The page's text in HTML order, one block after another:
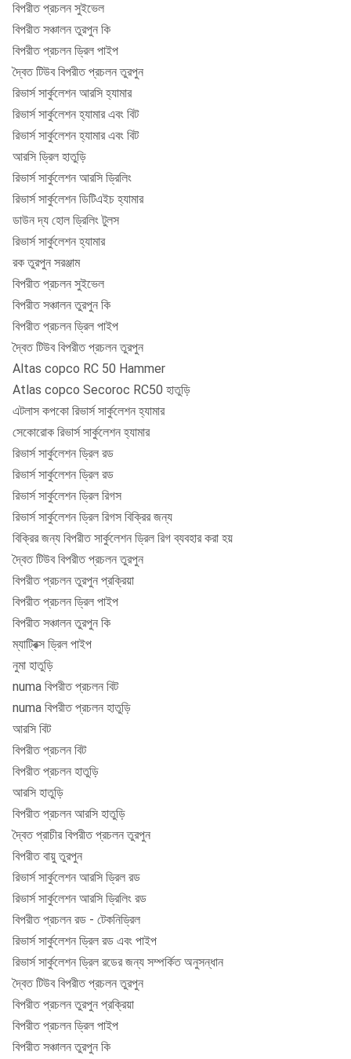
বিপরীত প্রচলন সুইভেল
বিপরীত সঞ্চালন তুরপুন কি
বিপরীত প্রচলন ড্রিল পাইপ
দ্বৈত টিউব বিপরীত প্রচলন তুরপুন
রিভার্স সার্কুলেশন আরসি হ্যামার
রিভার্স সার্কুলেশন হ্যামার এবং বিট
রিভার্স সার্কুলেশন হ্যামার এবং বিট
আরসি ড্রিল হাতুড়ি
রিভার্স সার্কুলেশন আরসি ড্রিলিং
রিভার্স সার্কুলেশন ডিটিএইচ হ্যামার
ডাউন দ্য হোল ড্রিলিং টুলস
রিভার্স সার্কুলেশন হ্যামার
রক তুরপুন সরঞ্জাম
বিপরীত প্রচলন সুইভেল
বিপরীত সঞ্চালন তুরপুন কি
বিপরীত প্রচলন ড্রিল পাইপ
দ্বৈত টিউব বিপরীত প্রচলন তুরপুন
Altas copco RC 50 Hammer
Atlas copco Secoroc RC50 হাতুড়ি
এটলাস কপকো রিভার্স সার্কুলেশন হ্যামার
সেকোরোক রিভার্স সার্কুলেশন হ্যামার
রিভার্স সার্কুলেশন ড্রিল রড
রিভার্স সার্কুলেশন ড্রিল রড
রিভার্স সার্কুলেশন ড্রিল রিগস
রিভার্স সার্কুলেশন ড্রিল রিগস বিক্রির জন্য
বিক্রির জন্য বিপরীত সার্কুলেশন ড্রিল রিগ ব্যবহার করা হয়
দ্বৈত টিউব বিপরীত প্রচলন তুরপুন
বিপরীত প্রচলন তুরপুন প্রক্রিয়া
বিপরীত প্রচলন ড্রিল পাইপ
বিপরীত সঞ্চালন তুরপুন কি
ম্যাট্রিক্স ড্রিল পাইপ
নুমা হাতুড়ি
numa বিপরীত প্রচলন বিট
numa বিপরীত প্রচলন হাতুড়ি
আরসি বিট
বিপরীত প্রচলন বিট
বিপরীত প্রচলন হাতুড়ি
আরসি হাতুড়ি
বিপরীত প্রচলন আরসি হাতুড়ি
দ্বৈত প্রাচীর বিপরীত প্রচলন তুরপুন
বিপরীত বায়ু তুরপুন
রিভার্স সার্কুলেশন আরসি ড্রিল রড
রিভার্স সার্কুলেশন আরসি ড্রিলিং রড
বিপরীত প্রচলন রড - টেকনিড্রিল
রিভার্স সার্কুলেশন ড্রিল রড এবং পাইপ
রিভার্স সার্কুলেশন ড্রিল রডের জন্য সম্পর্কিত অনুসন্ধান
দ্বৈত টিউব বিপরীত প্রচলন তুরপুন
বিপরীত প্রচলন তুরপুন প্রক্রিয়া
বিপরীত প্রচলন ড্রিল পাইপ
বিপরীত সঞ্চালন তুরপুন কি